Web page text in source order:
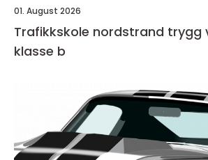
01. August 2026
Trafikkskole nordstrand trygg vei til førerkort
klasse b